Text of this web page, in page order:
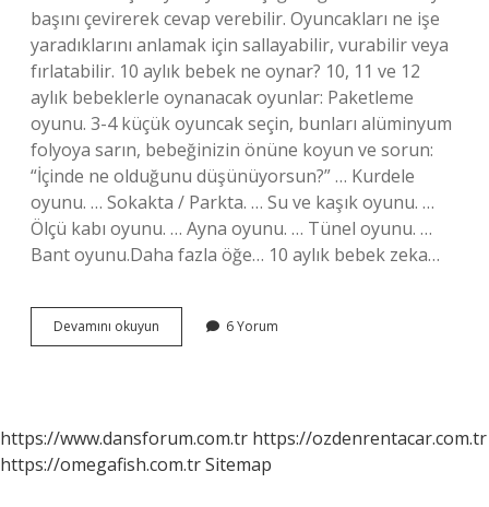
başını çevirerek cevap verebilir. Oyuncakları ne işe
yaradıklarını anlamak için sallayabilir, vurabilir veya
fırlatabilir. 10 aylık bebek ne oynar? 10, 11 ve 12
aylık bebeklerle oynanacak oyunlar: Paketleme
oyunu. 3-4 küçük oyuncak seçin, bunları alüminyum
folyoya sarın, bebeğinizin önüne koyun ve sorun:
“İçinde ne olduğunu düşünüyorsun?” … Kurdele
oyunu. … Sokakta / Parkta. … Su ve kaşık oyunu. …
Ölçü kabı oyunu. … Ayna oyunu. … Tünel oyunu. …
Bant oyunu.Daha fazla öğe… 10 aylık bebek zeka…
Devamını okuyun
Aylık
6 Yorum
https://www.dansforum.com.tr https://ozdenrentacar.com.tr
https://omegafish.com.trSitemap